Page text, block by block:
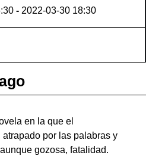
- 2022-03-30 18:30
en la que el
atrapado por las palabras y
unque gozosa, fatalidad.